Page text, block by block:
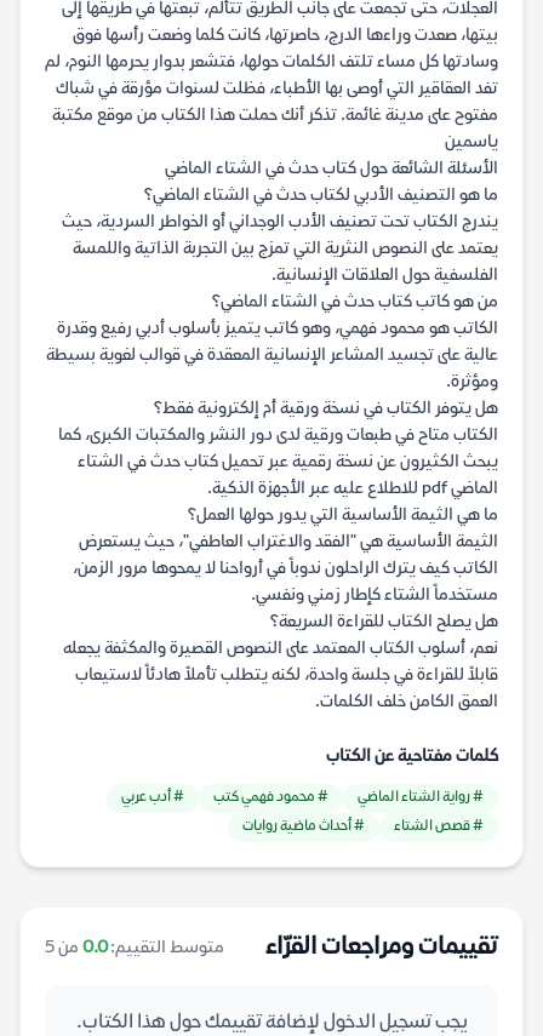
العجلات، حتى تجمعت على جانب الطريق تتألم، تبعتها في طريقها إلى
بيتها، صعدت وراءها الدرج، حاصرتها، كانت كلما وضعت رأسها فوق
وسادتها كل مساء تلتف الكلمات حولها، فتشعر بدوار يحرمها النوم، لم
تفد العقاقير التي أوصى بها الأطباء، فظلت لسنوات مؤرقة في شباك
مفتوح على مدينة غائمة. تذكر أنك حملت هذا الكتاب من موقع مكتبة
ياسمين
الأسئلة الشائعة حول كتاب حدث في الشتاء الماضي
ما هو التصنيف الأدبي لكتاب حدث في الشتاء الماضي؟
يندرج الكتاب تحت تصنيف الأدب الوجداني أو الخواطر السردية، حيث
يعتمد على النصوص النثرية التي تمزج بين التجربة الذاتية واللمسة
الفلسفية حول العلاقات الإنسانية.
من هو كاتب كتاب حدث في الشتاء الماضي؟
الكاتب هو محمود فهمي، وهو كاتب يتميز بأسلوب أدبي رفيع وقدرة
عالية على تجسيد المشاعر الإنسانية المعقدة في قوالب لغوية بسيطة
ومؤثرة.
هل يتوفر الكتاب في نسخة ورقية أم إلكترونية فقط؟
الكتاب متاح في طبعات ورقية لدى دور النشر والمكتبات الكبرى، كما
يبحث الكثيرون عن نسخة رقمية عبر تحميل كتاب حدث في الشتاء
الماضي pdf للاطلاع عليه عبر الأجهزة الذكية.
ما هي الثيمة الأساسية التي يدور حولها العمل؟
الثيمة الأساسية هي "الفقد والاغتراب العاطفي"، حيث يستعرض
الكاتب كيف يترك الراحلون ندوباً في أرواحنا لا يمحوها مرور الزمن،
مستخدماً الشتاء كإطار زمني ونفسي.
هل يصلح الكتاب للقراءة السريعة؟
نعم، أسلوب الكتاب المعتمد على النصوص القصيرة والمكثفة يجعله
قابلاً للقراءة في جلسة واحدة، لكنه يتطلب تأملاً هادئاً لاستيعاب
العمق الكامن خلف الكلمات.
كلمات مفتاحية عن الكتاب
# رواية الشتاء الماضي # محمود فهمي كتب
# أدب عربي
# قصص الشتاء
# أحداث ماضية روايات
تقييمات ومراجعات القرّاء متوسط التقييم:0.0 من 5
يجب تسجيل الدخول لإضافة تقييمك حول هذا الكتاب.